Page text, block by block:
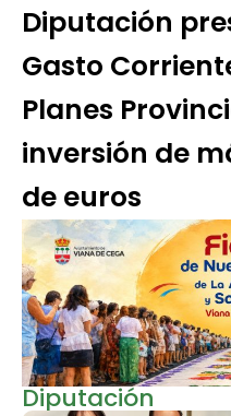
Diputación
Gasto
Planes
inversión de
de euros
Diputación